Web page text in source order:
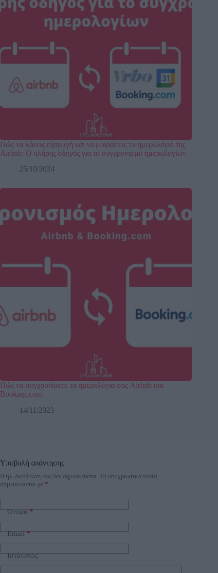
Πώς να κάνεις εξαγωγή και να μοιράσεις το ημερολόγιό της
Airbnb: Ο πλήρης οδηγός για το συγχρονισμό ημερολογίων
25/10/2024
Πώς να συγχρονίσετε τα ημερολόγια σας Airbnb και
Booking.com
14/11/2023
Υποβολή απάντησης
Η ηλ. διεύθυνση σας δεν δημοσιεύεται. Τα υποχρεωτικά πεδία
σημειώνονται με *
Όνομα*
Email*
Ιστότοπος
A
l
e
r
n
i
v
e